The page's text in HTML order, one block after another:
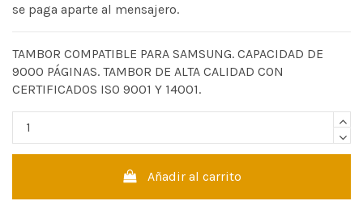
se paga aparte al mensajero.
TAMBOR COMPATIBLE PARA SAMSUNG. CAPACIDAD DE
9000 PÁGINAS. TAMBOR DE ALTA CALIDAD CON
CERTIFICADOS ISO 9001 Y 14001.
Añadir al carrito